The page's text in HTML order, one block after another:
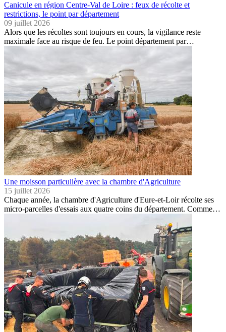
Canicule en région Centre-Val de Loire : feux de récolte et
restrictions, le point par département
09 juillet 2026
Alors que les récoltes sont toujours en cours, la vigilance reste
maximale face au risque de feu. Le point département par…
Une moisson particulière avec la chambre d'Agriculture
15 juillet 2026
Chaque année, la chambre d'Agriculture d'Eure-et-Loir récolte ses
micro-parcelles d'essais aux quatre coins du département. Comme…